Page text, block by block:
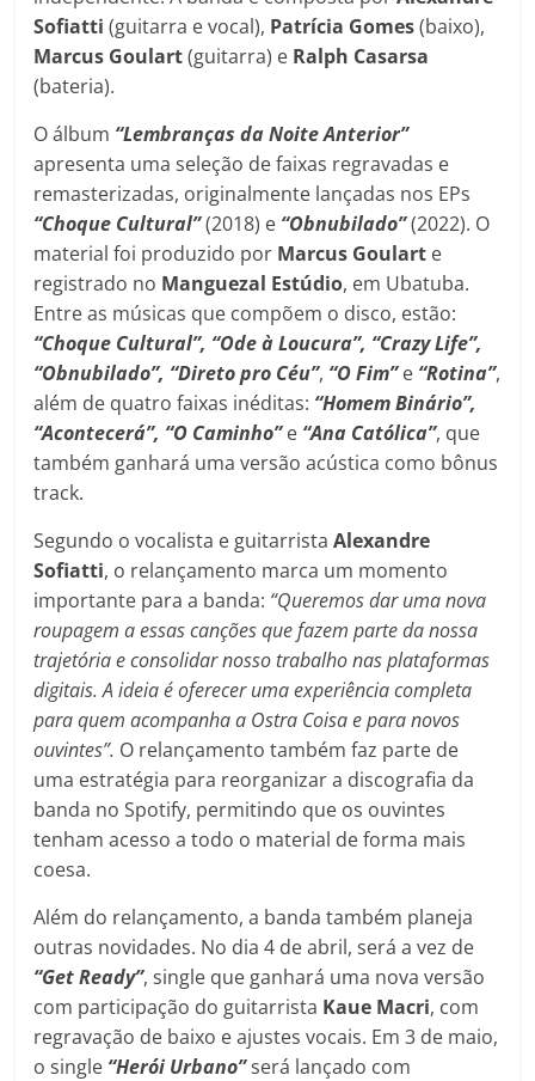
Sofiatti (guitarra e vocal), Patrícia Gomes(baixo),
Marcus Goulart(guitarra) e Ralph Casarsa
(bateria).
O álbum “Lembranças da Noite Anterior”
apresenta uma seleção de faixas regravadas e
remasterizadas, originalmente lançadas nos EPs
“Choque Cultural”(2018) e “Obnubilado”(2022). O
material foi produzido por Marcus Goulart e
registrado no Manguezal Estúdio, em Ubatuba.
Entre as músicas que compõem o disco, estão:
“Choque Cultural”, “Ode à Loucura”, “Crazy Life”,
“Obnubilado”, “Direto pro Céu”, “O Fim”e “Rotina”,
além de quatro faixas inéditas: “Homem Binário”,
“Acontecerá”, “O Caminho”e “Ana Católica”, que
também ganhará uma versão acústica como bônus
track.
Segundo o vocalista e guitarristaAlexandre
Sofiatti, o relançamento marca um momento
importante para a banda: “Queremos dar uma nova
roupagem a essas canções que fazem parte da nossa
trajetória e consolidar nosso trabalho nas plataformas
digitais. A ideia é oferecer uma experiência completa
para quem acompanha a Ostra Coisa e para novos
ouvintes”. O relançamento também faz parte de
uma estratégia para reorganizar a discografia da
banda no Spotify, permitindo que os ouvintes
tenham acesso a todo o material de forma mais
coesa.
Além do relançamento, a banda também planeja
outras novidades. No dia 4 de abril, será a vez de
“Get Ready”, single que ganhará uma nova versão
com participação do guitarrista Kaue Macri, com
regravação de baixo e ajustes vocais. Em 3 de maio,
o single “Herói Urbano”será lançado com